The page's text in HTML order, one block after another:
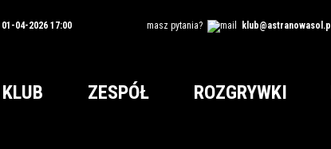
01-04-2026 17:00 masz pytania? klub@astranowasol.pl
KLUB ZESPÓŁ ROZGRYWKI